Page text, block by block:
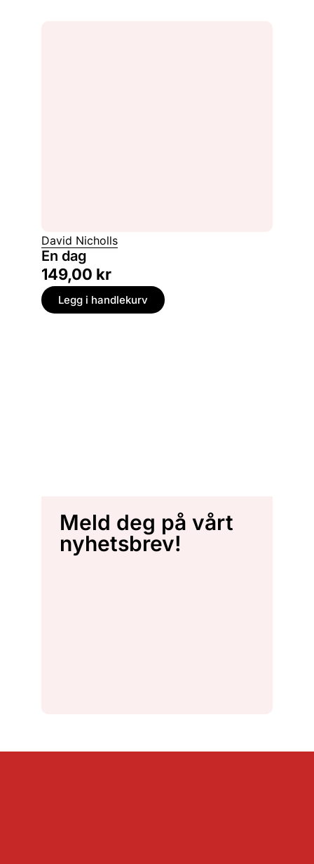
David Nicholls
En dag
149,00 kr
Legg i handlekurv
Meld deg på vårt
nyhetsbrev!